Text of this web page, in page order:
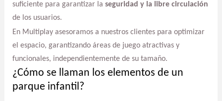
suficiente para garantizar la seguridad y la libre circulación
de los usuarios.
En Multiplay asesoramos a nuestros clientes para optimizar
el espacio, garantizando áreas de juego atractivas y
funcionales, independientemente de su tamaño.
¿Cómo se llaman los elementos de un
parque infantil?